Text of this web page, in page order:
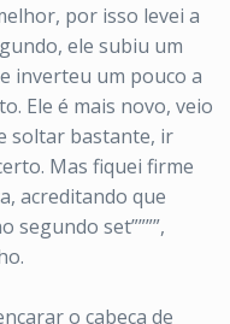
por isso levei a
ele subiu um
inverteu um pouco a
Ele é mais novo, veio
soltar bastante, ir
Mas fiquei firme
acreditando que
segundo set””””,
o cabeça de